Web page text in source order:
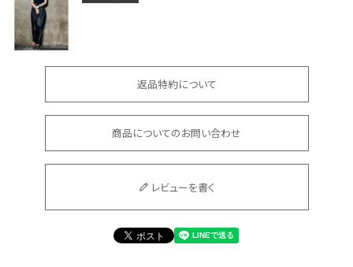
イベント一覧
返品特約について
商品についてのお問い合わせ
レビューを書く